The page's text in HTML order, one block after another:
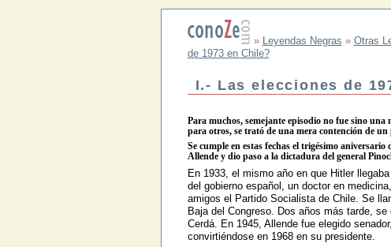
» Leyendas Negras » Otras
de 1973 en Chile?
I.- Las elecciones de
Para muchos, semejante episodio no fue sino
para otros, se trató de una mera contención de un
Se cumple en estas fechas el trigésimo
Allende y dio paso a la dictadura del general
En 1933, el mismo año en que Hitler
del gobierno español, un doctor en
amigos el Partido Socialista de Chile. Se
Baja del Congreso. Dos años más tarde,
Cerdá. En 1945, Allende fue elegido
convirtiéndose en 1968 en su presidente.